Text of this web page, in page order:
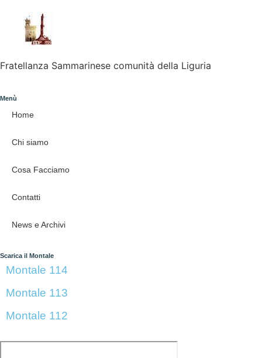
Fratellanza Sammarinese comunità della Liguria
Menù
Home
Chi siamo
Cosa Facciamo
Contatti
News e Archivi
Scarica il Montale
Montale 114
Montale 113
Montale 112